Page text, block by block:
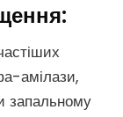
амілази,
запальному